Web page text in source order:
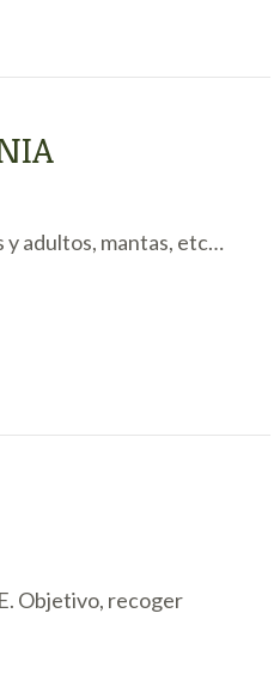
y adultos, mantas, etc…
Objetivo, recoger